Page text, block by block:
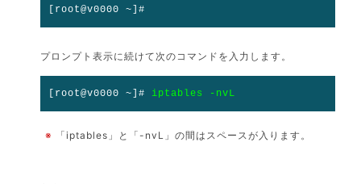
[root@v0000 ~]#
プロンプト表示に続けて次のコマンドを入力します。
[root@v0000 ~]# iptables -nvL
※ 「iptables」と「-nvL」の間はスペースが入ります。